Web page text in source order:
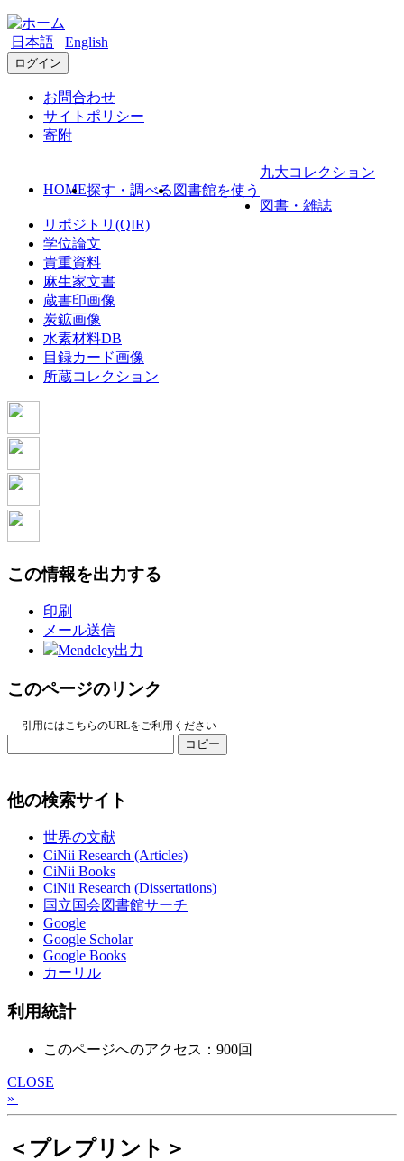
日本語 English
ログイン
お問合わせ
サイトポリシー
寄附
HOME探す・調べる 図書館を使う
九大コレクション
図書・雑誌
リポジトリ(QIR)
学位論文
貴重資料
麻生家文書
蔵書印画像
炭鉱画像
水素材料DB
目録カード画像
所蔵コレクション
この情報を出力する
印刷
メール送信
Mendeley出力
このページのリンク
引用にはこちらのURLをご利用ください
コピー
他の検索サイト
世界の文献
CiNii Research (Articles)
CiNii Books
CiNii Research (Dissertations)
国立国会図書館サーチ
Google
Google Scholar
Google Books
カーリル
利用統計
このページへのアクセス：900回
CLOSE
»
＜プレプリント＞